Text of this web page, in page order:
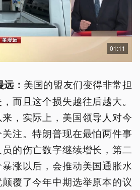
01:11
： 美国的盟友们变得非常担
而且这个损失越往后越大。
，实际上，美国领导人对今
注。特朗普现在最怕两件事
的伤亡数字继续增长，第二
涨以后，会推动美国通胀水
覆了今年中期选举原本的议